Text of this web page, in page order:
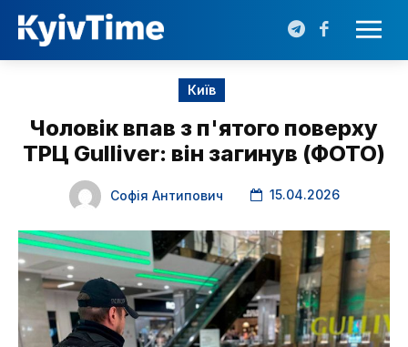
Київ
Чоловік впав з п'ятого поверху
ТРЦ Gulliver: він загинув (ФОТО)
Софія Антипович 15.04.2026